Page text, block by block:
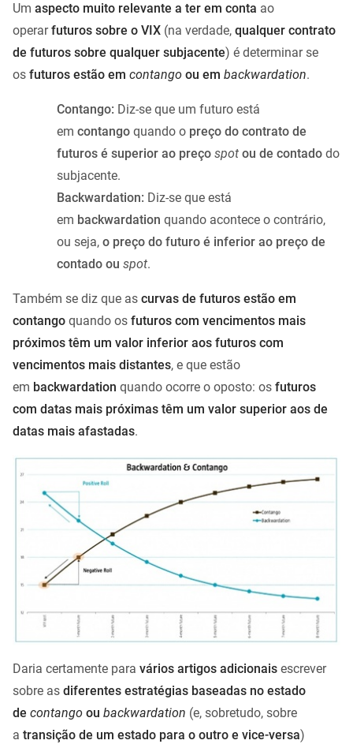
Um aspecto muito relevante a ter em conta ao
operarfuturos sobre o VIX (na verdade, qualquer contrato
de futuros sobre qualquer subjacente) é determinar se
os futuros estão em contango ou em backwardation.
Contango: Diz-se que um futuro está
em contango quando o preço do contrato de
futuros é superior ao preço spot ou de contado do
subjacente.
Backwardation: Diz-se que está
em backwardation quando acontece o contrário,
ou seja, o preço do futuro é inferior ao preço de
contado ou spot.
Também se diz que as curvas de futuros estão em
contango quando os futuros com vencimentos mais
próximos têm um valor inferior aos futuros com
vencimentos mais distantes, e que estão
em backwardation quando ocorre o oposto: os futuros
com datas mais próximas têm um valor superior aos de
datas mais afastadas.
Daria certamente para vários artigos adicionais escrever
sobre as diferentes estratégias baseadas no estado
de contango ou backwardation (e, sobretudo, sobre
a transição de um estado para o outro e vice-versa)